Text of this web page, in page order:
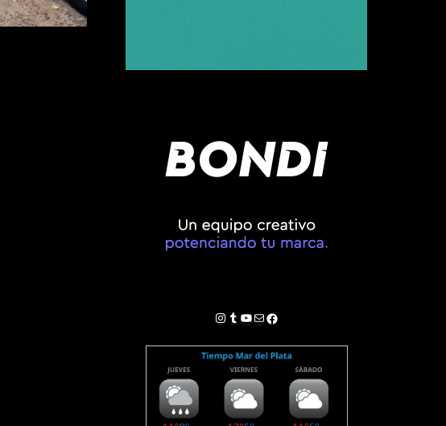
Instagram
Tumblr
YouTube
Correo electrónico
Facebook